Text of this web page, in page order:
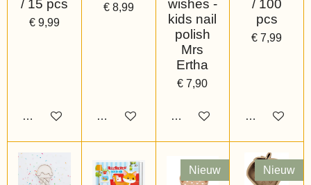
/ 15 pcs
€ 9,99
Bekijk details
€ 8,99
Bekijk details
wishes -
kids nail
polish
Mrs
Ertha
€ 7,90
Bekijk details
/ 100
pcs
€ 7,99
Bekijk details
Nieuw Nieuw